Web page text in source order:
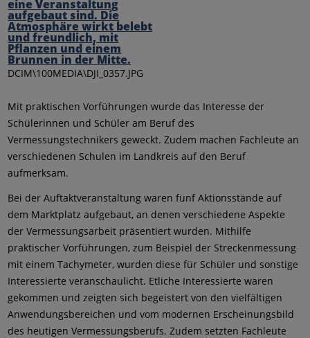
DCIM\100MEDIA\DJI_0357.JPG
Mit praktischen Vorführungen wurde das Interesse der
Schülerinnen und Schüler am Beruf des
Vermessungstechnikers geweckt. Zudem machen Fachleute an
verschiedenen Schulen im Landkreis auf den Beruf
aufmerksam.
Bei der Auftaktveranstaltung waren fünf Aktionsstände auf
dem Marktplatz aufgebaut, an denen verschiedene Aspekte
der Vermessungsarbeit präsentiert wurden. Mithilfe
praktischer Vorführungen, zum Beispiel der Streckenmessung
mit einem Tachymeter, wurden diese für Schüler und sonstige
Interessierte veranschaulicht. Etliche Interessierte waren
gekommen und zeigten sich begeistert von den vielfältigen
Anwendungsbereichen und vom modernen Erscheinungsbild
des heutigen Vermessungsberufs. Zudem setzten Fachleute